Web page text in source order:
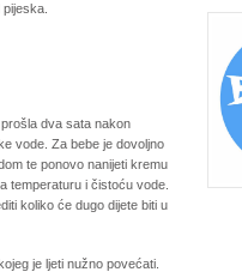
dva sata nakon
vode. Za bebe je dovoljno
te ponovo nanijeti kremu
temperaturu i čistoću vode.
koliko će dugo dijete biti u
je ljeti nužno povećati.